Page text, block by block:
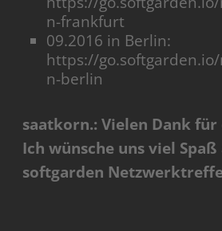
n-frankfurt
09.2016 in Berlin:
https://
n-berlin
saatkorn.: Vielen Dank
Ich wünsche uns viel
softgarden